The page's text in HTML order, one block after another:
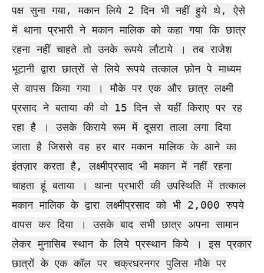
पक्ष सुना गया, मकान लिये 2 दिन भी नहीं हुये थे, ऐसे
में थाना प्रभारी ने मकान मालिक को कहा गया कि छात्र
रहना नहीं चाहते तो उनके रूपये लौटाये । तब राजेश
भूटानी द्वारा छात्रों से लिये रूपये तत्काल फ़ोन पे माध्यम
से वापस किया गया । मौके पर एक और छात्र लक्ष्मी
प्रसाद ने बताया की वो 15 दिन से यहीं किराए पर रह
रहा है । उसके किराये रूम में दूसरा ताला लगा दिया
जाता है जिससे वह हर बार मकान मालिक के आने का
इंतज़ार करता है, लक्ष्मीप्रसाद भी मकान में नहीं रहना
चाहता हूं बताया । थाना प्रभारी की उपस्थिति में तत्काल
मकान मालिक के द्वारा लक्ष्मीप्रसाद को भी 2,000 रुपये
वापस कर दिया । उसके बाद सभी छात्र अपना सामान
लेकर मुनासिब स्थान के लिये प्रस्थान किये । इस प्रकार
छात्रों के एक कॉल पर चक्रधरनगर पुलिस मौके पर